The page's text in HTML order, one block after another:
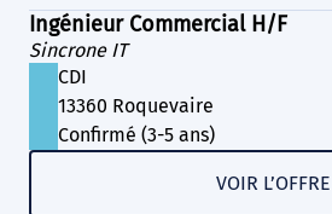
Ingénieur Commercial H/F
Sincrone IT
CDI
13360 Roquevaire
Confirmé (3-5 ans)
VOIR L’OFFRE